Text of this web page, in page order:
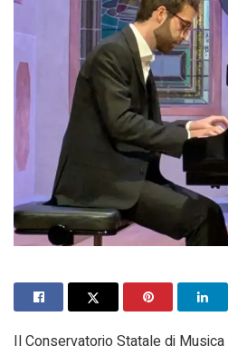
Il Conservatorio Statale di Musica